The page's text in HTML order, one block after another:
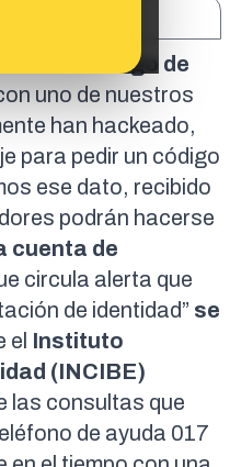
timo del código de
uno de nuestros
han hackeado,
para pedir un código
ese dato, recibido
podrán hacerse
cuenta de
circula alerta que
de identidad” se
el Instituto
(INCIBE)
las consultas que
de ayuda 017